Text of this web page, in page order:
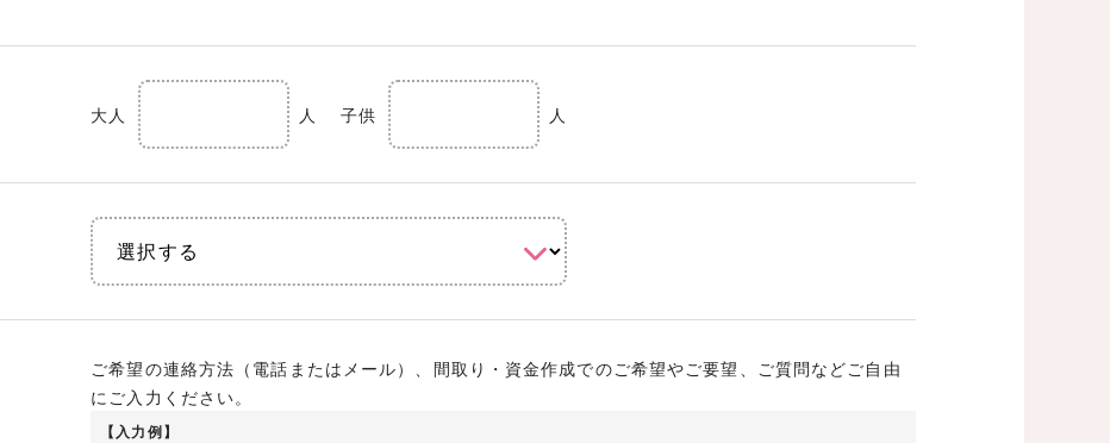
大人 人 子供 人
ご希望の連絡方法（電話またはメール）、間取り・資金作成でのご希望やご要望、ご質問などご自由
にご入力ください。
【入力例】